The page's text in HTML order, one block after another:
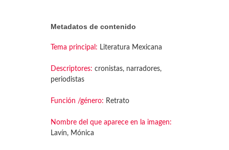
Metadatos de contenido
Tema principal: Literatura Mexicana
Descriptores: cronistas, narradores,
periodistas
Función /género: Retrato
Nombre del que aparece en la imagen:
Lavín, Mónica